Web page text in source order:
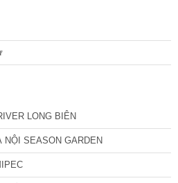
LONG BIÊN
NỘI SEASON GARDEN